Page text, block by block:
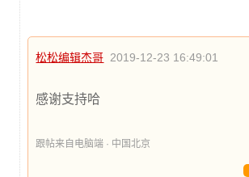
松松编辑杰哥 2019-12-23 16:49:01
感谢支持哈
跟帖来自电脑端 · 中国北京